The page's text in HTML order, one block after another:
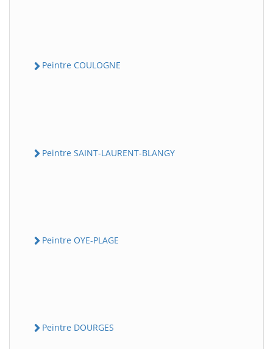
Peintre COULOGNE
Peintre SAINT-LAURENT-BLANGY
Peintre OYE-PLAGE
Peintre DOURGES